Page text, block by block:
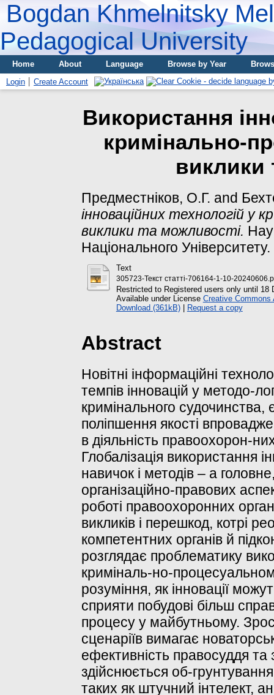
Bogdan Khmelnitsky
Pedagogical University
Home About Language Browse by Year
Login
Create Account
Використання
кримінально-
виклики
Предместніков, О.Г. and
інноваційних технологій у
виклики та можливості.
Національного
Text
305723-Текст статті-706164-1-10-
Restricted to Registered users only until 18
Available under License Creative
Download (361kB)| Request a copy
Abstract
Новітні інформаційні
темпів інновацій у методо-
кримінального
поліпшення якості
в діяльність правоохорон-
Глобалізація використання
навичок і методів ‒ а
організаційно-правових
роботі правоохоронних
викликів і перешкод, котрі
компетентних органів й
розглядає проблематику
криміналь-но-
розуміння, як інновації
сприяти побудові більш
процесу у майбутньому.
сценаріїв вимагає
ефективність правосуддя
здійснюється об-
таких як штучний інтелект,